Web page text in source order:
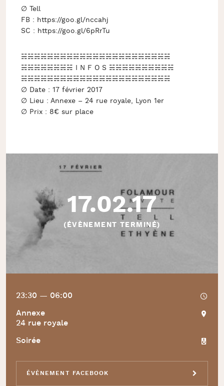
∅ Tell
FB : https://goo.gl/nccahj
SC : https://goo.gl/6pRrTu
☵☵☵☵☵☵☵☵☵☵☵☵☵☵☵☵☵☵☵☵☵☵☵
☵☵☵☵☵☵☵☵ I N F O S ☵☵☵☵☵☵☵☵☵☵
☵☵☵☵☵☵☵☵☵☵☵☵☵☵☵☵☵☵☵☵☵☵☵
∅ Date : 17 février 2017
∅ Lieu : Annexe – 24 rue royale, Lyon 1er
∅ Prix : 8€ sur place
17.02.17
(ÉVÈNEMENT TERMINÉ)
23:30 — 06:00
Annexe
24 rue royale
Soirée
ÉVÈNEMENT FACEBOOK